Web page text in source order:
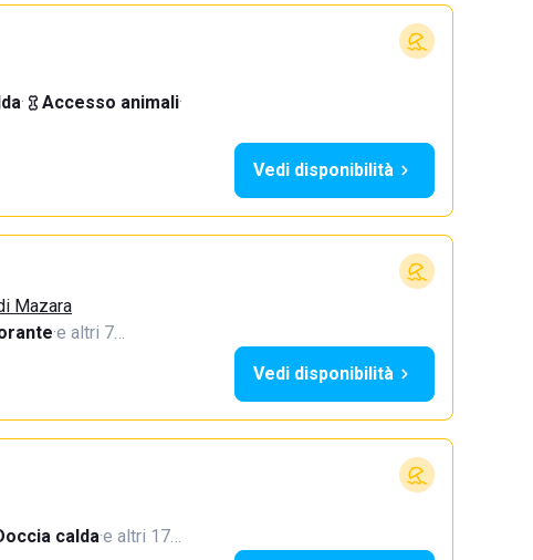
· Accesso animali·
Vedi disponibilità
Mazara
·e altri 7…
Vedi disponibilità
calda·e altri 17…